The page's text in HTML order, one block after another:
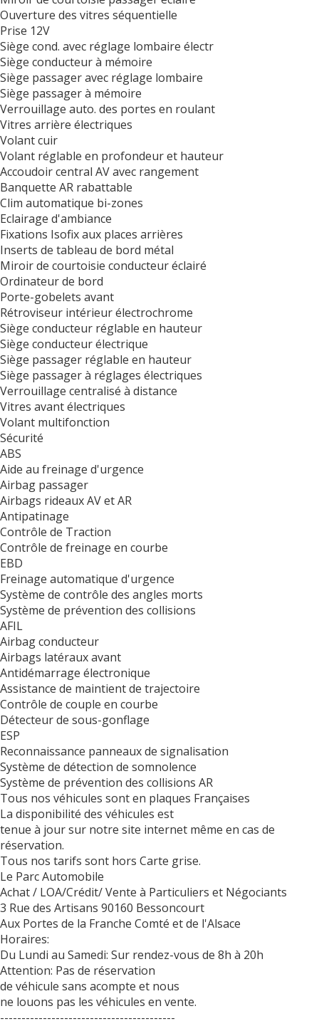
Ouverture des vitres séquentielle
Prise 12V
Siège cond. avec réglage lombaire électr
Siège conducteur à mémoire
Siège passager avec réglage lombaire
Siège passager à mémoire
Verrouillage auto. des portes en roulant
Vitres arrière électriques
Volant cuir
Volant réglable en profondeur et hauteur
Accoudoir central AV avec rangement
Banquette AR rabattable
Clim automatique bi-zones
Eclairage d'ambiance
Fixations Isofix aux places arrières
Inserts de tableau de bord métal
Miroir de courtoisie conducteur éclairé
Ordinateur de bord
Porte-gobelets avant
Rétroviseur intérieur électrochrome
Siège conducteur réglable en hauteur
Siège conducteur électrique
Siège passager réglable en hauteur
Siège passager à réglages électriques
Verrouillage centralisé à distance
Vitres avant électriques
Volant multifonction
Sécurité
ABS
Aide au freinage d'urgence
Airbag passager
Airbags rideaux AV et AR
Antipatinage
Contrôle de Traction
Contrôle de freinage en courbe
EBD
Freinage automatique d'urgence
Système de contrôle des angles morts
Système de prévention des collisions
AFIL
Airbag conducteur
Airbags latéraux avant
Antidémarrage électronique
Assistance de maintient de trajectoire
Contrôle de couple en courbe
Détecteur de sous-gonflage
ESP
Reconnaissance panneaux de signalisation
Système de détection de somnolence
Système de prévention des collisions AR
Tous nos véhicules sont en plaques Françaises
La disponibilité des véhicules est
tenue à jour sur notre site internet même en cas de
réservation.
Tous nos tarifs sont hors Carte grise.
Le Parc Automobile
Achat / LOA/Crédit/ Vente à Particuliers et Négociants
3 Rue des Artisans 90160 Bessoncourt
Aux Portes de la Franche Comté et de l'Alsace
Horaires:
Du Lundi au Samedi: Sur rendez-vous de 8h à 20h
Attention: Pas de réservation
de véhicule sans acompte et nous
ne louons pas les véhicules en vente.
-----------------------------------------